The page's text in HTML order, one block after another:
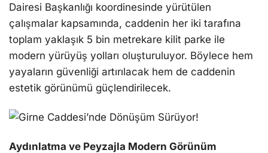
Dairesi Başkanlığı koordinesinde yürütülen
çalışmalar kapsamında, caddenin her iki tarafına
toplam yaklaşık 5 bin metrekare kilit parke ile
modern yürüyüş yolları oluşturuluyor. Böylece hem
yayaların güvenliği artırılacak hem de caddenin
estetik görünümü güçlendirilecek.
Aydınlatma ve Peyzajla Modern Görünüm